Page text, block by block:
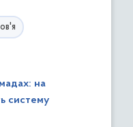
на
систему